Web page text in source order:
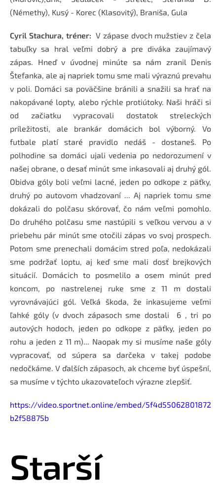
(Némethy), Kusý - Korec (Klasovitý), Braniša, Gula
Cyril Stachura, tréner: V zápase dvoch mužstiev z čela
tabuľky sa hral veľmi dobrý a pre diváka zaujímavý
zápas. Hneď v úvodnej minúte sa nám zranil Denis
Štefanka, ale aj napriek tomu sme mali výraznú prevahu
v poli. Domáci sa poväčšine bránili a snažili sa hrať na
nakopávané lopty, alebo rýchle protiútoky. Naši hráči si
od začiatku vypracovali dostatok streleckých
príležitosti, ale brankár domácich bol výborný. Vo
futbale platí staré pravidlo nedáš - dostaneš. Po
polhodine sa domáci ujali vedenia po nedorozumení v
našej obrane, o desať minút sme inkasovali aj druhý gól.
Obidva góly boli veľmi lacné, jeden po odkope z päťky,
druhý po autovom vhadzovaní ... Aj napriek tomu sme
dokázali do polčasu skórovať, čo nám veľmi pomohlo.
Do druhého polčasu sme nastúpili s veľkou vervou a v
priebehu pár minút sme otočili zápas vo svoj prospech.
Potom sme prenechali domácim stred poľa, nedokázali
sme podržať loptu, aj keď sme mali dosť brejkových
situácií. Domácich to posmelilo a osem minút pred
koncom, po nastrelenej ruke sme z 11 m dostali
vyrovnávajúci gól. Veľká škoda, že inkasujeme veľmi
ľahké góly (v dvoch zápasoch sme dostali 6 , tri po
autových hodoch, jeden po odkope z päťky, jeden po
rohu a jeden z 11 m)... Naopak my si musíme naše góly
vypracovať, od súpera sa darčeka v takej podobe
nedočkáme. V ďalších zápasoch, ak chceme byť úspešní,
sa musíme v týchto ukazovateľoch výrazne zlepšiť.
https://video.sportnet.online/embed/5f4d55062801872
b2f58875b
Starší